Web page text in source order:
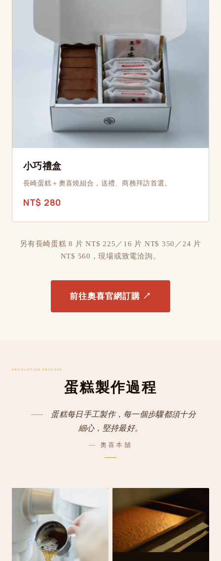
小巧禮盒
長崎蛋糕＋奧喜燒組合，送禮、商務拜訪首選。
NT$ 280
另有長崎蛋糕 8 片 NT$ 225／16 片 NT$ 350／24 片
NT$ 560，現場或致電洽詢。
前往奧喜官網訂購 ↗
PRODUCTION PROCESS
蛋糕製作過程
蛋糕每日手工製作，每一個步驟都須十分
細心，堅持最好。
— 奧喜本舖